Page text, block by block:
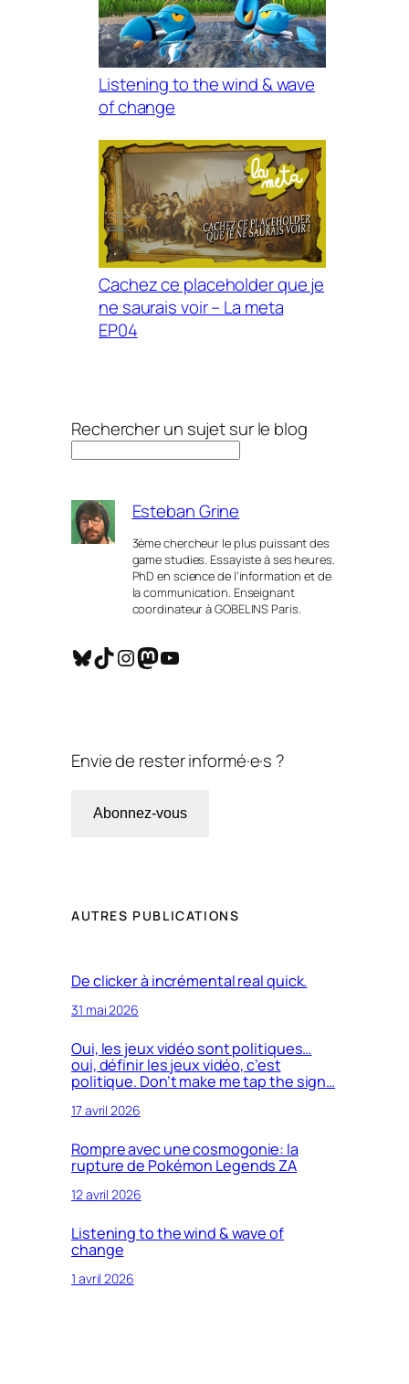
Listening to the wind & wave
of change
Cachez ce placeholder que je
ne saurais voir – La meta
EP04
Rechercher un sujet sur le blog
Esteban Grine
3ème chercheur le plus puissant des
game studies. Essayiste à ses heures.
PhD en science de l’information et de
la communication. Enseignant
coordinateur à GOBELINS Paris.
Bluesky TikTok InstagramMastodon YouTube
Envie de rester informé·e·s ?
Abonnez-vous
AUTRES PUBLICATIONS
De clicker à incrémental real quick.
31 mai 2026
Oui, les jeux vidéo sont politiques…
oui, définir les jeux vidéo, c’est
politique. Don’t make me tap the sign…
17 avril 2026
Rompre avec une cosmogonie: la
rupture de Pokémon Legends ZA
12 avril 2026
Listening to the wind & wave of
change
1 avril 2026